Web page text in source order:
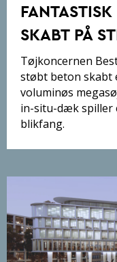
SKABT PÅ
Tøjkoncernen
støbt beton skabt
voluminøs
in-situ-dæk spiller
blikfang.